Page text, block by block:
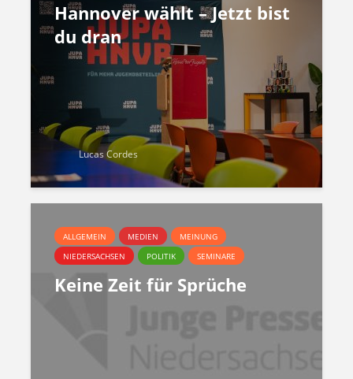
Hannover wählt – Jetzt bist
du dran
Lucas Cordes
ALLGEMEIN MEDIEN
MEINUNG
NIEDERSACHSEN
POLITIK SEMINARE
Keine Zeit für Sprüche